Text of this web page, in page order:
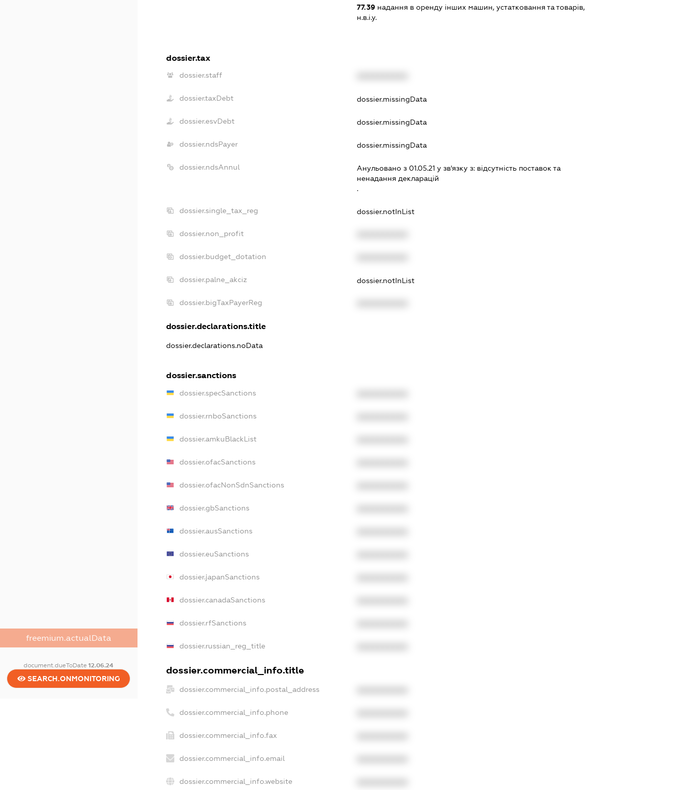
freemium.actualData
document.dueToDate12.06.24
SEARCH.ONMONITORING
77.39надання в оренду інших машин, устатковання та товарів,
н.в.і.у.
dossier.tax
dossier.staff
dossier.taxDebt dossier.missingData
dossier.esvDebt dossier.missingData
dossier.ndsPayer dossier.missingData
dossier.ndsAnnul Анульовано з 01.05.21 у зв'язку з: вiдсутнiсть поставок та
ненадання декларацiй
.
dossier.single_tax_reg dossier.notInList
dossier.non_profit
dossier.budget_dotation
dossier.palne_akciz dossier.notInList
dossier.bigTaxPayerReg
dossier.declarations.title
dossier.declarations.noData
dossier.sanctions
dossier.specSanctions
dossier.rnboSanctions
dossier.amkuBlackList
dossier.ofacSanctions
dossier.ofacNonSdnSanctions
dossier.gbSanctions
dossier.ausSanctions
dossier.euSanctions
dossier.japanSanctions
dossier.canadaSanctions
dossier.rfSanctions
dossier.russian_reg_title
dossier.commercial_info.title
dossier.commercial_info.postal_address
dossier.commercial_info.phone
dossier.commercial_info.fax
dossier.commercial_info.email
dossier.commercial_info.website